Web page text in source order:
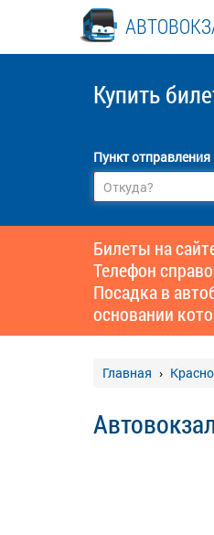
Купить
Пункт отправления
Билеты на
Телефон
Посадка в
основании
Главная